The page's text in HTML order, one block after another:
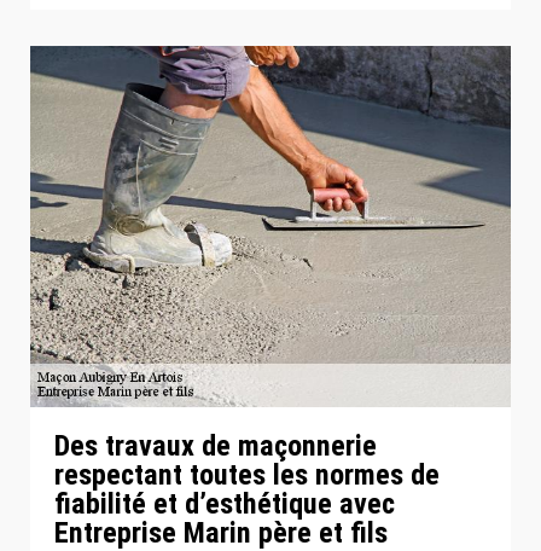
Des travaux de maçonnerie
respectant toutes les normes de
fiabilité et d’esthétique avec
Entreprise Marin père et fils